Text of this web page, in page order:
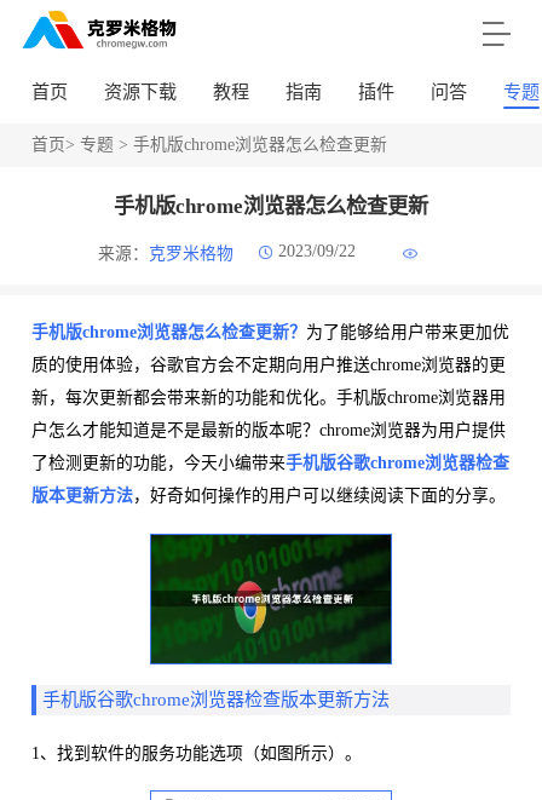
首页 资源下载 教程 指南 插件 问答 专题
首页> 专题> 手机版chrome浏览器怎么检查更新
手机版chrome浏览器怎么检查更新
来源： 克罗米格物 2023/09/22
手机版chrome浏览器怎么检查更新？ 为了能够给用户带来更加优
质的使用体验，谷歌官方会不定期向用户推送chrome浏览器的更
新，每次更新都会带来新的功能和优化。手机版chrome浏览器用
户怎么才能知道是不是最新的版本呢？chrome浏览器为用户提供
了检测更新的功能，今天小编带来手机版谷歌chrome浏览器检查
版本更新方法，好奇如何操作的用户可以继续阅读下面的分享。
手机版谷歌chrome浏览器检查版本更新方法
1、找到软件的服务功能选项（如图所示）。